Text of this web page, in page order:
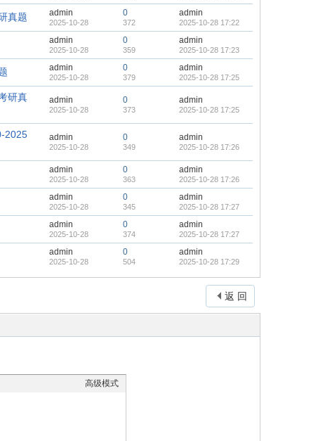
真题 admin
2025-10-28
0
372
admin
2025-10-28 17:22
admin
2025-10-28
0
359
admin
2025-10-28 17:23
admin
2025-10-28
0
379
admin
2025-10-28 17:25
研真
admin
2025-10-28
0
373
admin
2025-10-28 17:25
2025
admin
2025-10-28
0
349
admin
2025-10-28 17:26
admin
2025-10-28
0
363
admin
2025-10-28 17:26
admin
2025-10-28
0
345
admin
2025-10-28 17:27
admin
2025-10-28
0
374
admin
2025-10-28 17:27
admin
2025-10-28
0
504
admin
2025-10-28 17:29
返 回
高级模式